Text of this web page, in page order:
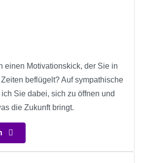
einen Motivationskick, der Sie in
beflügelt? Auf sympathische
Sie dabei, sich zu öffnen und
die Zukunft bringt.